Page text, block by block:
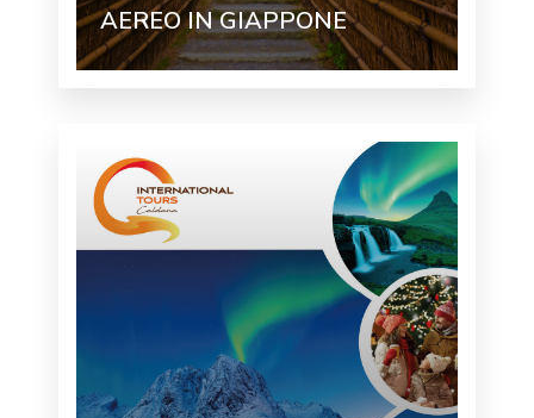
AEREO IN GIAPPONE